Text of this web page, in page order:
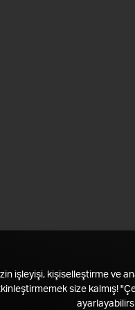
işleyişi, kişiselleştirme ve
size kalmış!